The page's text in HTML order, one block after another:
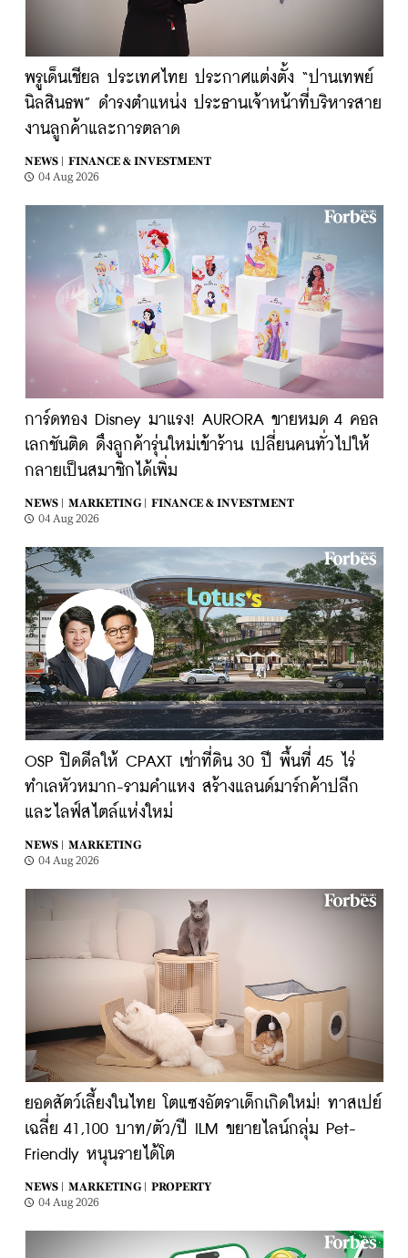
พรูเด็นเชียล ประเทศไทย ประกาศแต่งตั้ง “ปานเทพย์
นิลสินธพ” ดำรงตำแหน่ง ประธานเจ้าหน้าที่บริหารสาย
งานลูกค้าและการตลาด
NEWS |
FINANCE & INVESTMENT
04 Aug 2026
การ์ดทอง Disney มาแรง! AURORA ขายหมด 4 คอล
เลกชันติด ดึงลูกค้ารุ่นใหม่เข้าร้าน เปลี่ยนคนทั่วไปให้
กลายเป็นสมาชิกได้เพิ่ม
NEWS | MARKETING |
FINANCE & INVESTMENT
04 Aug 2026
OSP ปิดดีลให้ CPAXT เช่าที่ดิน 30 ปี พื้นที่ 45 ไร่
ทำเลหัวหมาก-รามคำแหง สร้างแลนด์มาร์กค้าปลีก
และไลฟ์สไตล์แห่งใหม่
NEWS |
MARKETING
04 Aug 2026
ยอดสัตว์เลี้ยงในไทย โตแซงอัตราเด็กเกิดใหม่! ทาสเปย์
เฉลี่ย 41,100 บาท/ตัว/ปี ILM ขยายไลน์กลุ่ม Pet-
Friendly หนุนรายได้โต
NEWS | MARKETING |
PROPERTY
04 Aug 2026